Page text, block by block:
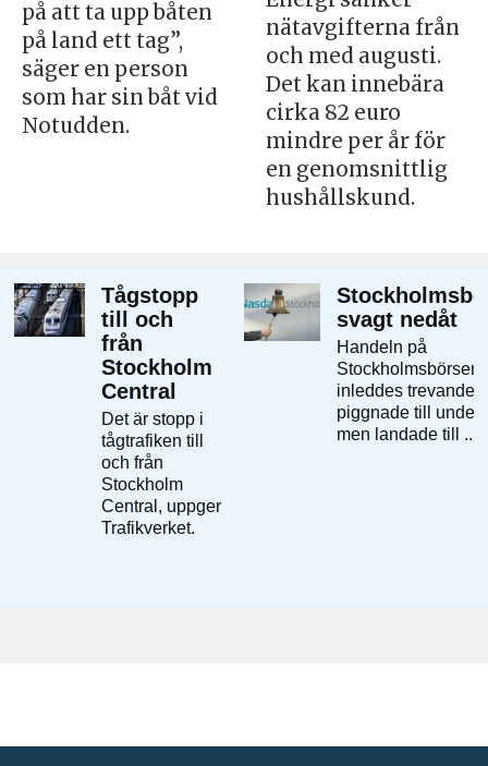
på att ta upp båten
på land ett tag”,
säger en person
som har sin båt vid
Notudden.
nätavgifterna från
och med augusti.
Det kan innebära
cirka 82 euro
mindre per år för
en genomsnittlig
hushållskund.